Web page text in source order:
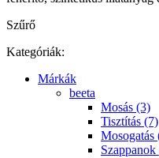
Szűrő
Kategóriák:
Márkák
beeta
Mosás (3)
Tisztítás (7)
Mosogatás
Szappanok